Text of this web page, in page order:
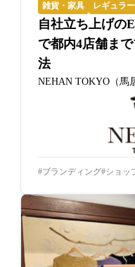
雑貨・家具 レギュラ
自社立ち上げの
で都内4店舗ま
法
NEHAN TOKYO（馬
ブランディング ショッ